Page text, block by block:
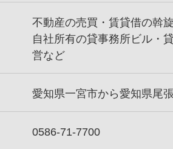
不動産の売買・賃貸借の斡旋
自社所有の貸事務所ビル・
営など
愛知県一宮市から愛知県尾
0586-71-7700